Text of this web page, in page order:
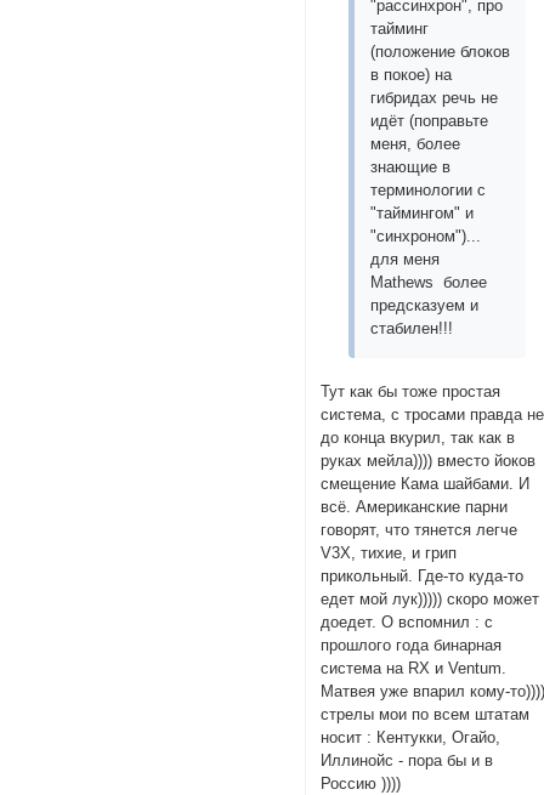
"рассинхрон", про
тайминг
(положение блоков
в покое) на
гибридах речь не
идёт (поправьте
меня, более
знающие в
терминологии с
"таймингом" и
"синхроном")...
для меня
Mathews более
предсказуем и
стабилен!!!
Тут как бы тоже простая
система, с тросами правда не
до конца вкурил, так как в
руках мейла)))) вместо йоков
смещение Кама шайбами. И
всё. Американские парни
говорят, что тянется легче
V3X, тихие, и грип
прикольный. Где-то куда-то
едет мой лук))))) скоро может
доедет. О вспомнил : с
прошлого года бинарная
система на RX и Ventum.
Матвея уже впарил кому-
стрелы мои по всем штатам
носит : Кентукки, Огайо,
Иллинойс - пора бы и в
Россию ))))